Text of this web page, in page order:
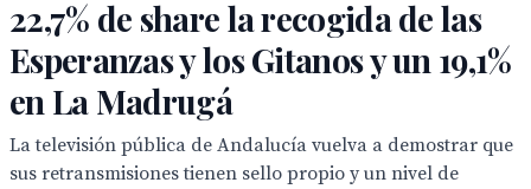
22,7% de share la recogida de las
Esperanzas y los Gitanos y un 19,1%
en La Madrugá
La televisión pública de Andalucía vuelva a demostrar que
sus retransmisiones tienen sello propio y un nivel de